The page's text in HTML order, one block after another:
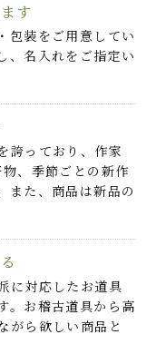
す
包装をご用意してい
、名入れをご指定い
誇っており、作家
、季節ごとの新作
また、商品は新品の
に対応したお道具
。お稽古道具から高
がら欲しい商品と